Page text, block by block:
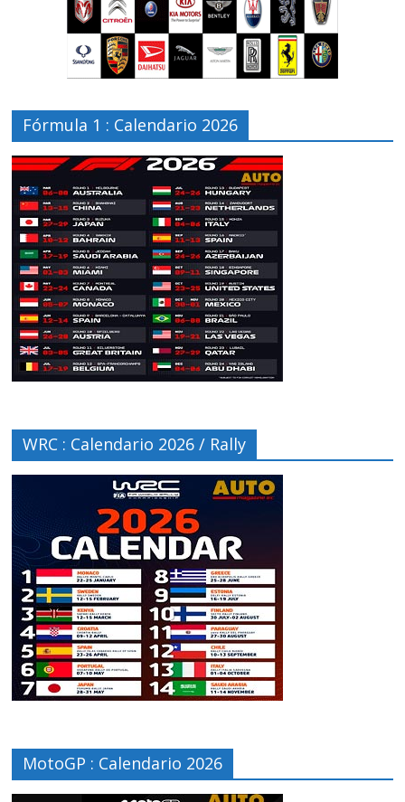
Fórmula 1 : Calendario 2026
WRC : Calendario 2026 / Rally
MotoGP : Calendario 2026